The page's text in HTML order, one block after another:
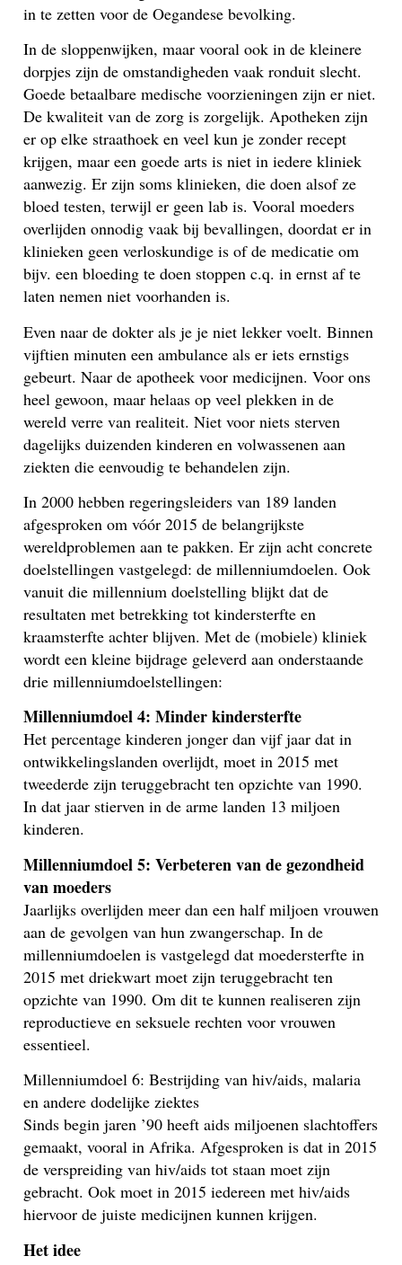
in te zetten voor de Oegandese bevolking.
In de sloppenwijken, maar vooral ook in de kleinere
dorpjes zijn de omstandigheden vaak ronduit slecht.
Goede betaalbare medische voorzieningen zijn er niet.
De kwaliteit van de zorg is zorgelijk. Apotheken zijn
er op elke straathoek en veel kun je zonder recept
krijgen, maar een goede arts is niet in iedere kliniek
aanwezig. Er zijn soms klinieken, die doen alsof ze
bloed testen, terwijl er geen lab is. Vooral moeders
overlijden onnodig vaak bij bevallingen, doordat er in
klinieken geen verloskundige is of de medicatie om
bijv. een bloeding te doen stoppen c.q. in ernst af te
laten nemen niet voorhanden is.
Even naar de dokter als je je niet lekker voelt. Binnen
vijftien minuten een ambulance als er iets ernstigs
gebeurt. Naar de apotheek voor medicijnen. Voor ons
heel gewoon, maar helaas op veel plekken in de
wereld verre van realiteit. Niet voor niets sterven
dagelijks duizenden kinderen en volwassenen aan
ziekten die eenvoudig te behandelen zijn.
In 2000 hebben regeringsleiders van 189 landen
afgesproken om vóór 2015 de belangrijkste
wereldproblemen aan te pakken. Er zijn acht concrete
doelstellingen vastgelegd: de millenniumdoelen. Ook
vanuit die millennium doelstelling blijkt dat de
resultaten met betrekking tot kindersterfte en
kraamsterfte achter blijven. Met de (mobiele) kliniek
wordt een kleine bijdrage geleverd aan onderstaande
drie millenniumdoelstellingen:
Millenniumdoel 4: Minder kindersterfte
Het percentage kinderen jonger dan vijf jaar dat in
ontwikkelingslanden overlijdt, moet in 2015 met
tweederde zijn teruggebracht ten opzichte van 1990.
In dat jaar stierven in de arme landen 13 miljoen
kinderen.
Millenniumdoel 5: Verbeteren van de gezondheid
van moeders
Jaarlijks overlijden meer dan een half miljoen vrouwen
aan de gevolgen van hun zwangerschap. In de
millenniumdoelen is vastgelegd dat moedersterfte in
2015 met driekwart moet zijn teruggebracht ten
opzichte van 1990. Om dit te kunnen realiseren zijn
reproductieve en seksuele rechten voor vrouwen
essentieel.
Millenniumdoel 6: Bestrijding van hiv/aids, malaria
en andere dodelijke ziektes
Sinds begin jaren ’90 heeft aids miljoenen slachtoffers
gemaakt, vooral in Afrika. Afgesproken is dat in 2015
de verspreiding van hiv/aids tot staan moet zijn
gebracht. Ook moet in 2015 iedereen met hiv/aids
hiervoor de juiste medicijnen kunnen krijgen.
Het idee